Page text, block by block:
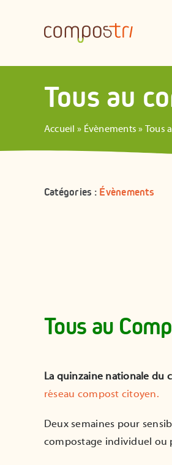
Tous au
Accueil » Évènements » Tous
Catégories : Évènements
Tous au
La quinzaine nationale du
réseau compost citoyen.
Deux semaines pour
compostage individuel ou